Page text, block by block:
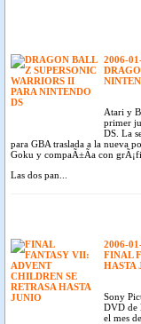
2006-
Atari y
primer
DS. La
para GBA traslada a la nueva
Goku y compaÃ±Ã­a con
Las dos pan...
2006-
FINAL
HASTA
Sony
DVD de
el mes